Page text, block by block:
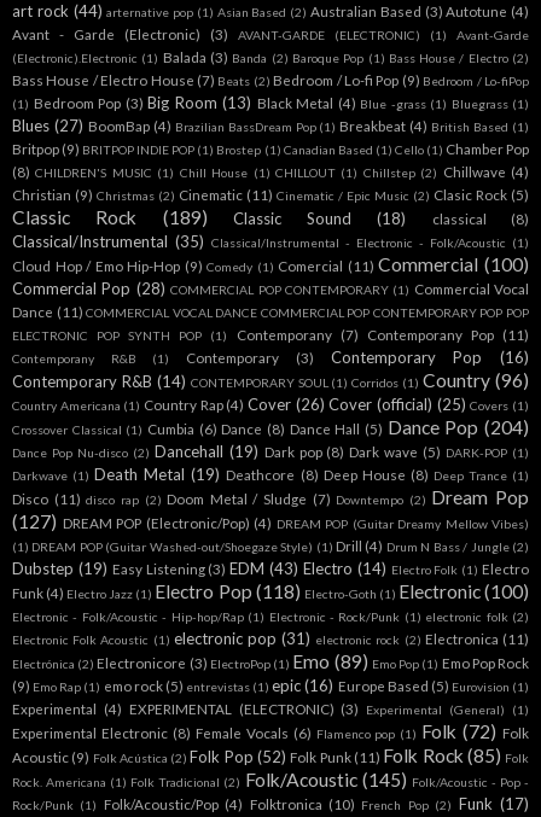
art rock (44) arternative pop (1) Asian Based (2) Australian Based (3) Autotune (4)
Avant - Garde (Electronic)
(3) AVANT-GARDE (ELECTRONIC) (1)
Avant-Garde
(Electronic).Electronic (1) Balada (3) Banda (2) Baroque Pop (1) Bass House / Electro (2)
Bass House / Electro House (7) Beats (2) Bedroom / Lo-fi Pop (9) Bedroom / Lo-fiPop
(1) Bedroom Pop (3) Big Room (13) Black Metal (4) Blue -grass (1) Bluegrass (1)
Blues (27) BoomBap (4) Brazilian BassDream Pop (1) Breakbeat (4) British Based (1)
Britpop (9) BRITPOP INDIE POP (1) Brostep (1) Canadian Based (1) Cello (1) Chamber Pop
(8) CHILDREN'S MUSIC (1) Chill House (1) CHILLOUT (1) Chillstep (2) Chillwave (4)
Christian (9) Christmas (2) Cinematic (11) Cinematic / Epic Music (2) Clasic Rock (5)
Classic Rock (189) Classic Sound (18) classical (8)
Classical/Instrumental (35) Classical/Instrumental - Electronic - Folk/Acoustic (1)
Cloud Hop / Emo Hip-Hop (9) Comedy (1) Comercial (11) Commercial (100)
Commercial Pop (28) COMMERCIAL POP CONTEMPORARY (1) Commercial Vocal
Dance (11) COMMERCIAL VOCAL DANCE COMMERCIAL POP CONTEMPORARY POP POP
ELECTRONIC POP SYNTH POP
(1) Contemporany (7) Contemporany Pop (11)
Contemporany R&B (1) Contemporary (3) Contemporary Pop
(16)
Contemporary R&B (14) CONTEMPORARY SOUL (1) Corridos (1) Country (96)
Country Americana (1) Country Rap (4) Cover (26) Cover (official) (25) Covers (1)
Crossover Classical (1) Cumbia (6) Dance (8) Dance Hall (5) Dance Pop (204)
Dance Pop Nu-disco (2) Dancehall (19) Dark pop (8) Dark wave (5) DARK-POP (1)
Darkwave (1) Death Metal (19) Deathcore (8) Deep House (8) Deep Trance (1)
Disco (11) disco rap (2) Doom Metal / Sludge (7) Downtempo (2) Dream Pop
(127) DREAM POP (Electronic/Pop) (4) DREAM POP (Guitar Dreamy Mellow Vibes)
(1) DREAM POP (Guitar Washed-out/Shoegaze Style) (1) Drill (4) Drum N Bass / Jungle (2)
Dubstep (19) Easy Listening (3) EDM (43) Electro (14) Electro Folk (1) Electro
Funk (4) Electro Jazz (1) Electro Pop (118) Electro-Goth (1) Electronic(100)
Electronic - Folk/Acoustic - Hip-hop/Rap (1) Electronic - Rock/Punk (1) electronic folk (2)
Electronic Folk Acoustic (1) electronic pop (31) electronic rock (2) Electronica (11)
Electrónica (2) Electronicore (3) ElectroPop (1) Emo (89) Emo Pop (1) Emo Pop Rock
(9) Emo Rap (1) emo rock (5) entrevistas (1) epic (16) Europe Based (5) Eurovision (1)
Experimental (4) EXPERIMENTAL (ELECTRONIC) (3) Experimental (General) (1)
Experimental Electronic (8) Female Vocals (6) Flamenco pop (1) Folk (72) Folk
Acoustic (9) Folk Acústica (2) Folk Pop (52) Folk Punk (11) Folk Rock (85) Folk
Rock. Americana (1) Folk Tradicional (2) Folk/Acoustic (145) Folk/Acoustic - Pop -
Rock/Punk (1) Folk/Acoustic/Pop (4) Folktronica (10) French Pop (2) Funk (17)